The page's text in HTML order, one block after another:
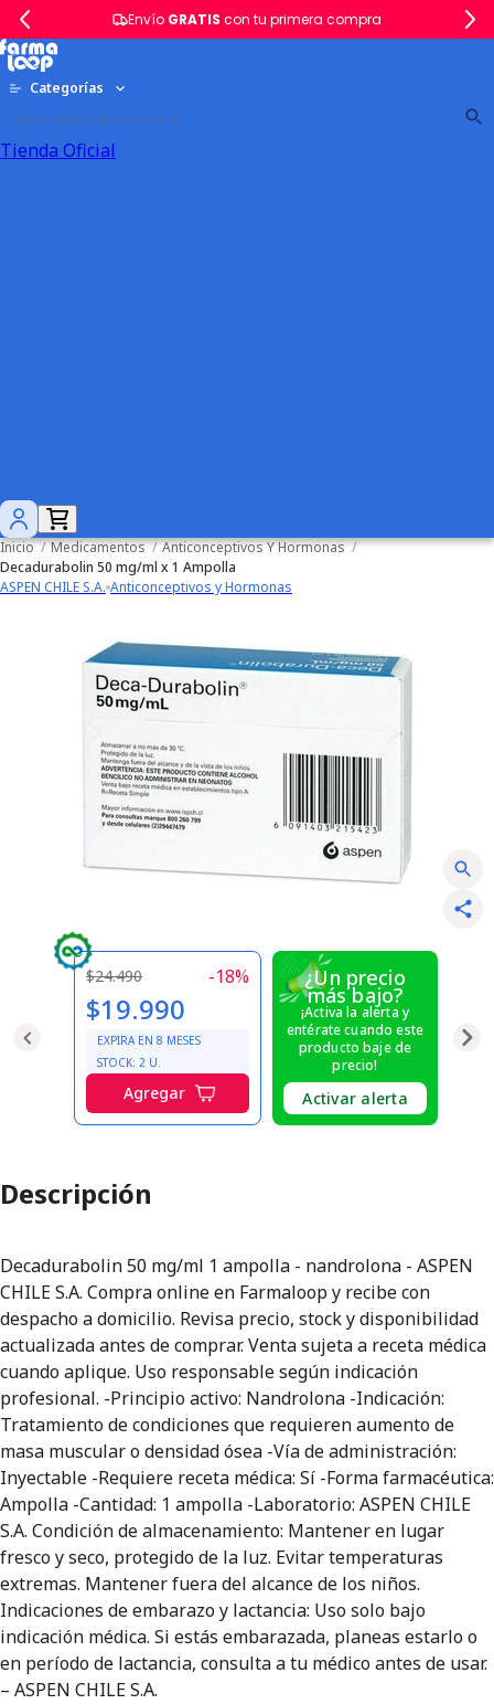
Envío GRATIS con tu primera compra
Categorías
Tienda Oficial
Inicio / Medicamentos / Anticonceptivos Y Hormonas /
Decadurabolin 50 mg/ml x 1 Ampolla
ASPEN CHILE S.A. Anticonceptivos y Hormonas
$24.490 -18%
$19.990
EXPIRA EN 8 MESES
STOCK: 2 U.
Agregar
¿Un precio
más bajo?
¡Activa la alerta y
entérate cuando este
producto baje de
precio!
Activar alerta
Descripción
Decadurabolin 50 mg/ml 1 ampolla - nandrolona - ASPEN
CHILE S.A. Compra online en Farmaloop y recibe con
despacho a domicilio. Revisa precio, stock y disponibilidad
actualizada antes de comprar. Venta sujeta a receta médica
cuando aplique. Uso responsable según indicación
profesional. -Principio activo: Nandrolona -Indicación:
Tratamiento de condiciones que requieren aumento de
masa muscular o densidad ósea -Vía de administración:
Inyectable -Requiere receta médica: Sí -Forma farmacéutica:
Ampolla -Cantidad: 1 ampolla -Laboratorio: ASPEN CHILE
S.A. Condición de almacenamiento: Mantener en lugar
fresco y seco, protegido de la luz. Evitar temperaturas
extremas. Mantener fuera del alcance de los niños.
Indicaciones de embarazo y lactancia: Uso solo bajo
indicación médica. Si estás embarazada, planeas estarlo o
en período de lactancia, consulta a tu médico antes de usar.
– ASPEN CHILE S.A.